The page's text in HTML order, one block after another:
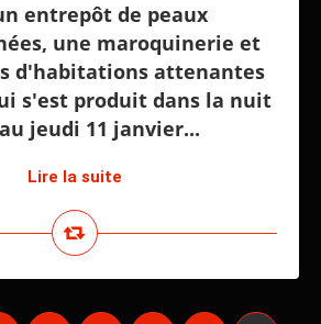
entrepôt de peaux
une maroquinerie et
d'habitations attenantes
s'est produit dans la nuit
jeudi 11 janvier...
Lire la suite